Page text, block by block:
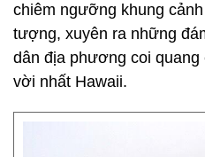
chiêm ngưỡng khung
tượng, xuyên ra những
dân địa phương coi
vời nhất Hawaii.